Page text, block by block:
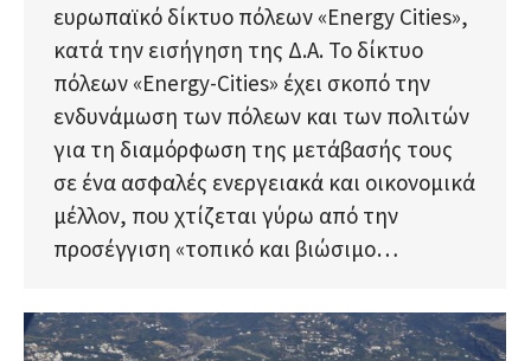
ευρωπαϊκό δίκτυο πόλεων «Energy Cities»,
κατά την εισήγηση της Δ.Α. Το δίκτυο
πόλεων «Energy-Cities» έχει σκοπό την
ενδυνάμωση των πόλεων και των πολιτών
για τη διαμόρφωση της μετάβασής τους
σε ένα ασφαλές ενεργειακά και οικονομικά
μέλλον, που χτίζεται γύρω από την
προσέγγιση «τοπικό και βιώσιμο…